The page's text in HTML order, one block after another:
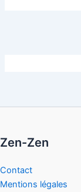
Zen-Zen
Contact
Mentions légales